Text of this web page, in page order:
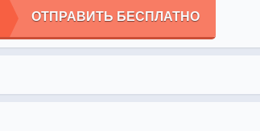
ОТПРАВИТЬ БЕСПЛАТНО